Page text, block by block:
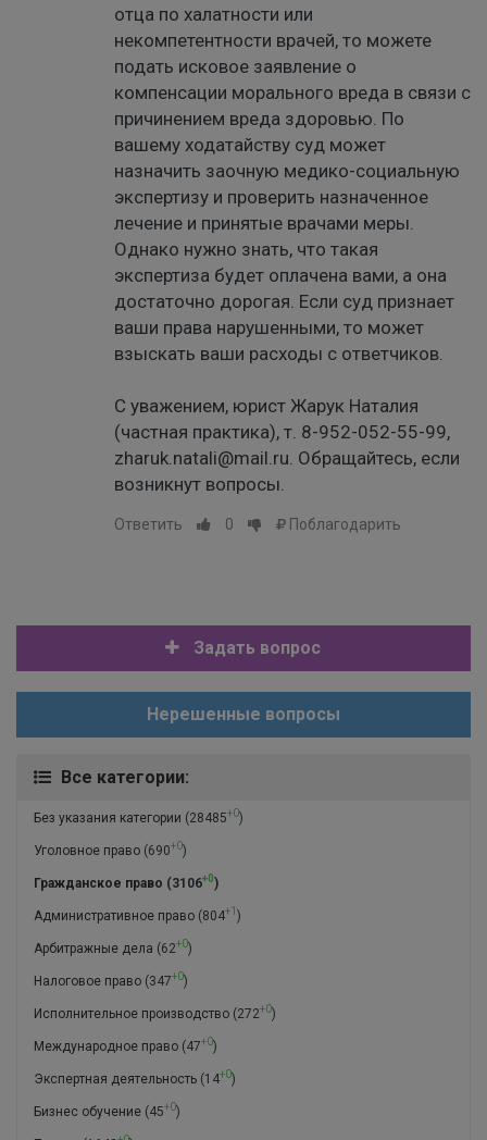
отца по халатности или
некомпетентности врачей, то можете
подать исковое заявление о
компенсации морального вреда в связи с
причинением вреда здоровью. По
вашему ходатайству суд может
назначить заочную медико-социальную
экспертизу и проверить назначенное
лечение и принятые врачами меры.
Однако нужно знать, что такая
экспертиза будет оплачена вами, а она
достаточно дорогая. Если суд признает
ваши права нарушенными, то может
взыскать ваши расходы с ответчиков.
С уважением, юрист Жарук Наталия
(частная практика), т. 8-952-052-55-99,
zharuk.natali@mail.ru. Обращайтесь, если
возникнут вопросы.
Ответить 0 Поблагодарить
Задать вопрос
Нерешенные вопросы
Все категории:
Без указания категории (28485+0)
Уголовное право (690+0)
Гражданское право (3106+0)
Административное право (804+1 )
Арбитражные дела (62+0)
Налоговое право (347+0)
Исполнительное производство (272+0)
Международное право (47+0)
Экспертная деятельность (14+0)
Бизнес обучение (45+0)